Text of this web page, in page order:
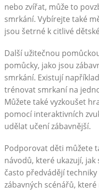
nebo zvířat, může to
smrkání. Vybírejte také
jsou šetrné k citlivé
Další užitečnou
pomůcky, jako jsou
smrkání. Existují
trénovat smrkaní na
Můžete také vyzkoušet
pomocí interaktivních
udělat učení zábavnější.
Podporovat děti můžete
návodů, které ukazují,
často předvádějí
zábavných scénářů,